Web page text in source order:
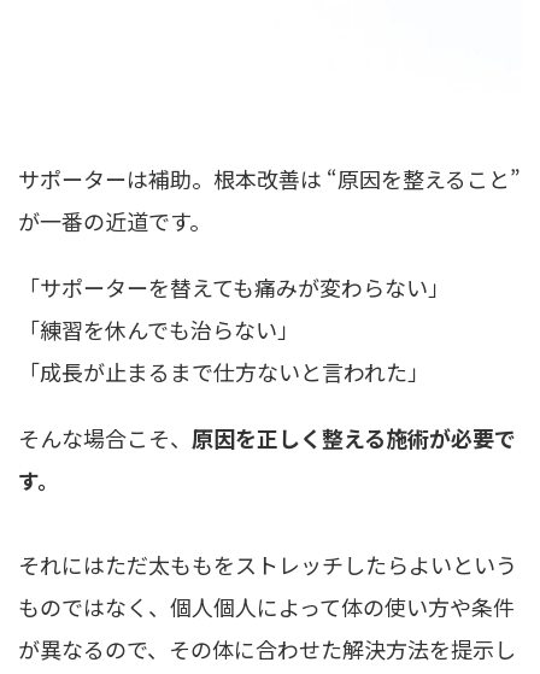
サポーターは補助。根本改善は “原因を整えること”
が一番の近道です。
「サポーターを替えても痛みが変わらない」
「練習を休んでも治らない」
「成長が止まるまで仕方ないと言われた」
そんな場合こそ、 原因を正しく整える施術が必要で
す。
それにはただ太ももをストレッチしたらよいという
ものではなく、個人個人によって体の使い方や条件
が異なるので、その体に合わせた解決方法を提示し